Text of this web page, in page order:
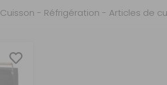
Cuisson - Réfrigération - Articles de